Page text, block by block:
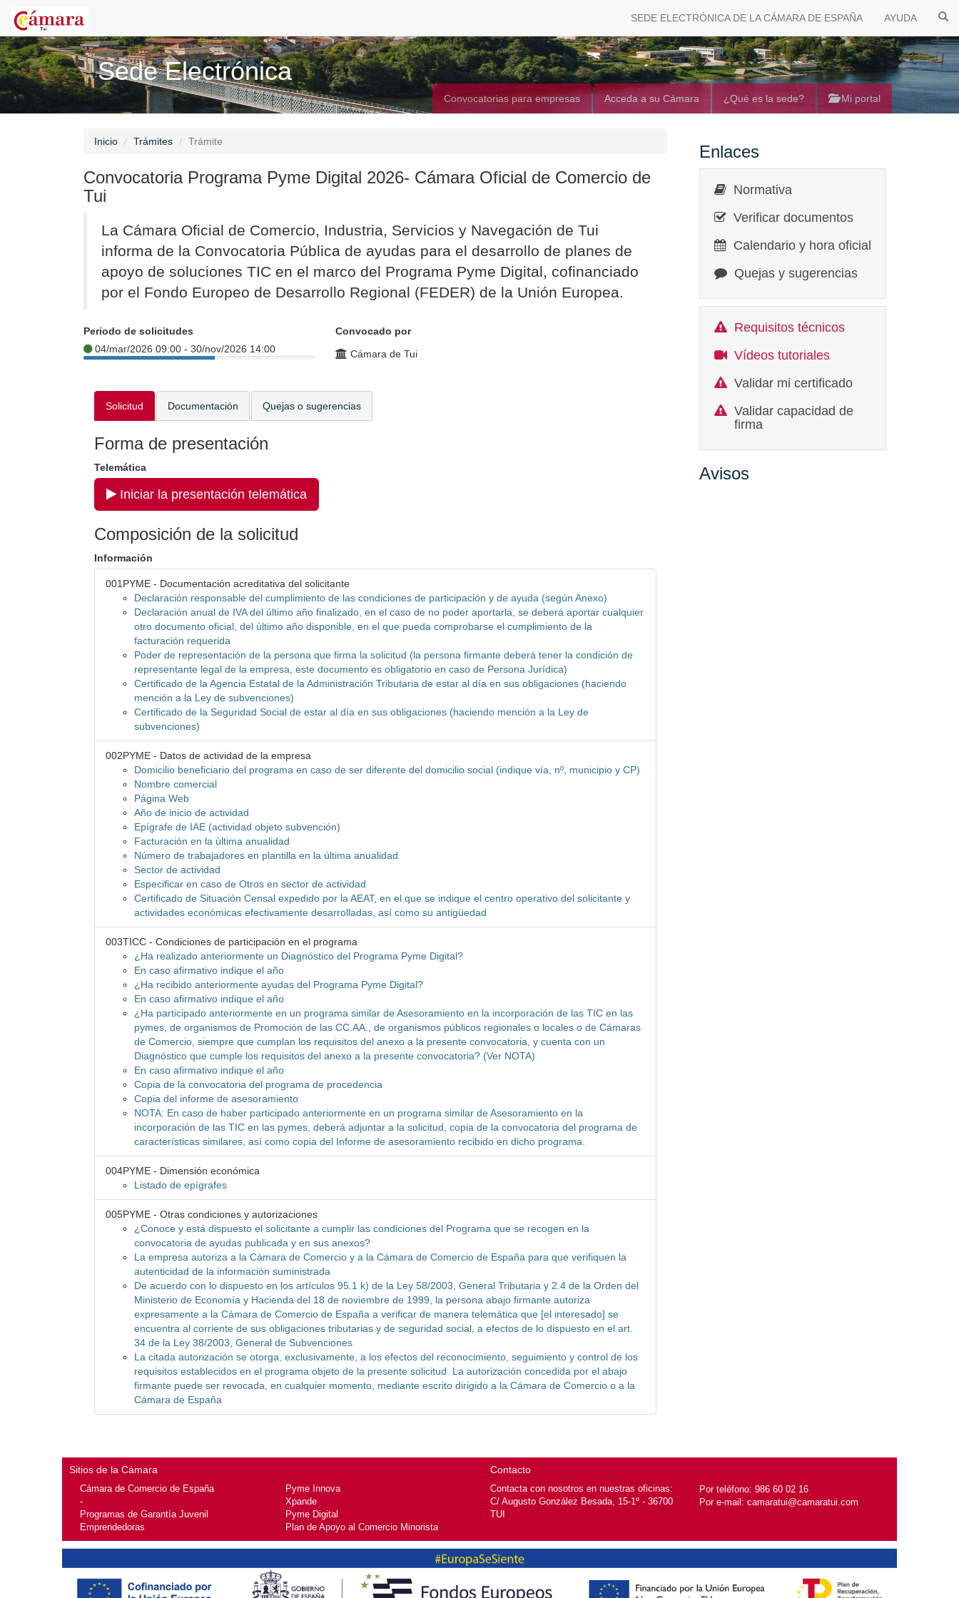
SEDE ELECTRÓNICA DE LA CÁMARA DE ESPAÑA AYUDA
Sede Electrónica
Convocatorias para empresas Acceda a su Cámara ¿Qué es la sede? Mi portal
Inicio Trámites Trámite
Convocatoria Programa Pyme Digital 2026- Cámara Oficial de Comercio de
Tui
La Cámara Oficial de Comercio, Industria, Servicios y Navegación de Tui
informa de la Convocatoria Pública de ayudas para el desarrollo de planes de
apoyo de soluciones TIC en el marco del Programa Pyme Digital, cofinanciado
por el Fondo Europeo de Desarrollo Regional (FEDER) de la Unión Europea.
Periodo de solicitudes
04/mar/2026 09:00 - 30/nov/2026 14:00
Convocado por
Cámara de Tui
Solicitud Documentación Quejas o sugerencias
Forma de presentación
Telemática
Iniciar la presentación telemática
Composición de la solicitud
Información
001PYME - Documentación acreditativa del solicitante
Declaración responsable del cumplimiento de las condiciones de participación y de ayuda (según Anexo)
Declaración anual de IVA del último año finalizado, en el caso de no poder aportarla, se deberá aportar cualquier
otro documento oficial, del último año disponible, en el que pueda comprobarse el cumplimiento de la
facturación requerida
Poder de representación de la persona que firma la solicitud (la persona firmante deberá tener la condición de
representante legal de la empresa, este documento es obligatorio en caso de Persona Jurídica)
Certificado de la Agencia Estatal de la Administración Tributaria de estar al día en sus obligaciones (haciendo
mención a la Ley de subvenciones)
Certificado de la Seguridad Social de estar al día en sus obligaciones (haciendo mención a la Ley de
subvenciones)
002PYME - Datos de actividad de la empresa
Domicilio beneficiario del programa en caso de ser diferente del domicilio social (indique vía, nº, municipio y CP)
Nombre comercial
Página Web
Año de inicio de actividad
Epígrafe de IAE (actividad objeto subvención)
Facturación en la última anualidad
Número de trabajadores en plantilla en la última anualidad
Sector de actividad
Especificar en caso de Otros en sector de actividad
Certificado de Situación Censal expedido por la AEAT, en el que se indique el centro operativo del solicitante y
actividades económicas efectivamente desarrolladas, así como su antigüedad
003TICC - Condiciones de participación en el programa
¿Ha realizado anteriormente un Diagnóstico del Programa Pyme Digital?
En caso afirmativo indique el año
¿Ha recibido anteriormente ayudas del Programa Pyme Digital?
En caso afirmativo indique el año
¿Ha participado anteriormente en un programa similar de Asesoramiento en la incorporación de las TIC en las
pymes, de organismos de Promoción de las CC.AA., de organismos públicos regionales o locales o de Cámaras
de Comercio, siempre que cumplan los requisitos del anexo a la presente convocatoria, y cuenta con un
Diagnóstico que cumple los requisitos del anexo a la presente convocatoria? (Ver NOTA)
En caso afirmativo indique el año
Copia de la convocatoria del programa de procedencia
Copia del informe de asesoramiento
NOTA: En caso de haber participado anteriormente en un programa similar de Asesoramiento en la
incorporación de las TIC en las pymes, deberá adjuntar a la solicitud, copia de la convocatoria del programa de
características similares, así como copia del Informe de asesoramiento recibido en dicho programa.
004PYME - Dimensión económica
Listado de epígrafes
005PYME - Otras condiciones y autorizaciones
¿Conoce y está dispuesto el solicitante a cumplir las condiciones del Programa que se recogen en la
convocatoria de ayudas publicada y en sus anexos?
La empresa autoriza a la Cámara de Comercio y a la Cámara de Comercio de España para que verifiquen la
autenticidad de la información suministrada
De acuerdo con lo dispuesto en los artículos 95.1 k) de la Ley 58/2003, General Tributaria y 2.4 de la Orden del
Ministerio de Economía y Hacienda del 18 de noviembre de 1999, la persona abajo firmante autoriza
expresamente a la Cámara de Comercio de España a verificar de manera telemática que [el interesado] se
encuentra al corriente de sus obligaciones tributarias y de seguridad social, a efectos de lo dispuesto en el art.
34 de la Ley 38/2003, General de Subvenciones
La citada autorización se otorga, exclusivamente, a los efectos del reconocimiento, seguimiento y control de los
requisitos establecidos en el programa objeto de la presente solicitud. La autorización concedida por el abajo
firmante puede ser revocada, en cualquier momento, mediante escrito dirigido a la Cámara de Comercio o a la
Cámara de España
Enlaces
Normativa
Verificar documentos
Calendario y hora oficial
Quejas y sugerencias
Requisitos técnicos
Vídeos tutoriales
Validar mi certificado
Validar capacidad de
firma
Avisos
Sitios de la Cámara
Cámara de Comercio de España
-
Programas de Garantía Juvenil
Emprendedoras
Pyme Innova
Xpande
Pyme Digital
Plan de Apoyo al Comercio Minorista
Contacto
Contacta con nosotros en nuestras oficinas:
C/ Augusto González Besada, 15-1º - 36700
TUI
Por teléfono: 986 60 02 16
Por e-mail: camaratui@camaratui.com